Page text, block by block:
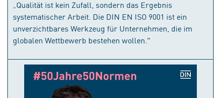
„Qualität ist kein Zufall, sondern das Ergebnis
systematischer Arbeit. Die DIN EN ISO 9001 ist ein
unverzichtbares Werkzeug für Unternehmen, die im
globalen Wettbewerb bestehen wollen."